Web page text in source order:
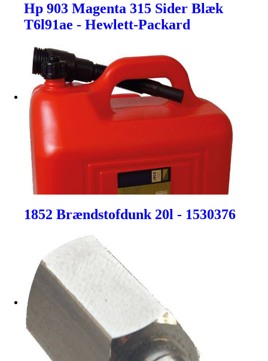
Hp 903 Magenta 315 Sider Blæk
T6l91ae - Hewlett-Packard
1852 Brændstofdunk 20l - 1530376